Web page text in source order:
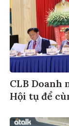
CLB Doanh
Hội tụ để